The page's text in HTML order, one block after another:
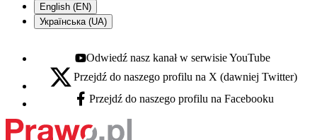
English (EN)
Українська (UA)
Youtube - otwiera się w nowej karcie
Odwiedź nasz kanał w serwisie YouTube
X - otwiera się w nowej karcie
Przejdź do naszego profilu na X (dawniej Twitter)
Facebook - otwiera się w nowej karcie
Przejdź do naszego profilu na Facebooku